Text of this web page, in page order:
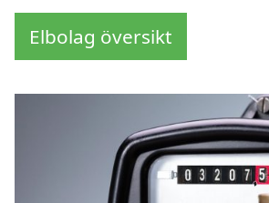
Elbolag översikt